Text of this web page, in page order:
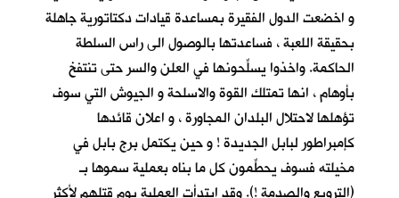
و اخضعت الدول الفقيرة بمساعدة قيادات دكتاتورية جاهلة
بحقيقة اللعبة ، فساعدتها بالوصول الى راس السلطة
الحاكمة. واخذوا يسلِّحونها في العلن والسر حتى تنتفخ
بأوهام ، انها تمتلك القوة والاسلحة و الجيوش التي سوف
تؤهلها لاحتلال البلدان المجاورة ، و اعلان قائدها
كإمبراطور لبابل الجديدة ! و حين يكتمل برج بابل في
مخيلته فسوف يحطِّمون كل ما بناه بعملية سموها بـ